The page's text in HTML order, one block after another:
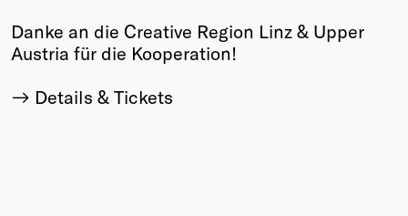
Danke an die Creative Region Linz & Upper
Austria für die Kooperation!
Details & Tickets